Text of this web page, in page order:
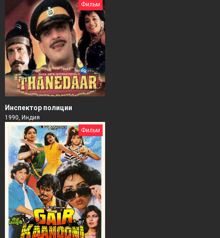
Фильм
Инспектор полиции
1990, Индия
Фильм